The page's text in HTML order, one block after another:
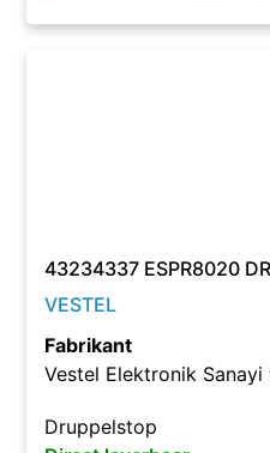
43234337 ESPR8020
VESTEL
Fabrikant
Vestel Elektronik Sanayi
Druppelstop